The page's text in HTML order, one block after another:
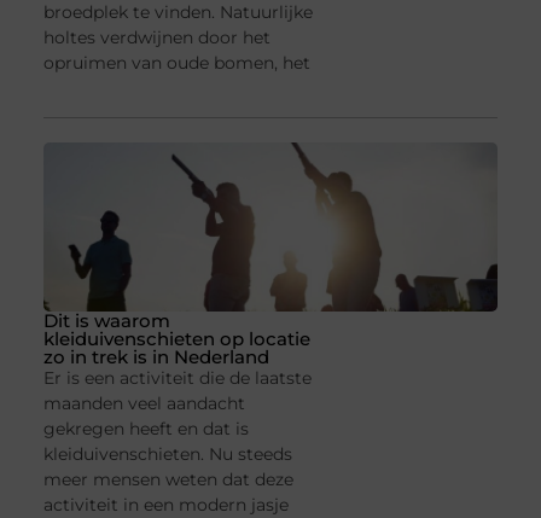
broedplek te vinden. Natuurlijke
holtes verdwijnen door het
opruimen van oude bomen, het
Dit is waarom
kleiduivenschieten op locatie
zo in trek is in Nederland
Er is een activiteit die de laatste
maanden veel aandacht
gekregen heeft en dat is
kleiduivenschieten. Nu steeds
meer mensen weten dat deze
activiteit in een modern jasje